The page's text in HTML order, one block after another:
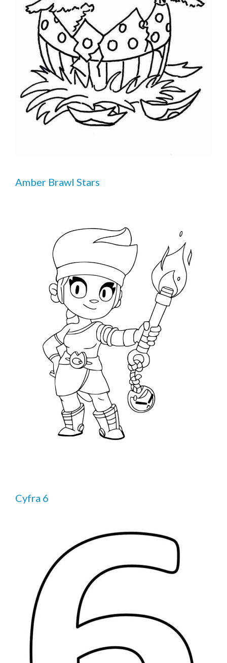
Amber Brawl Stars
Cyfra 6